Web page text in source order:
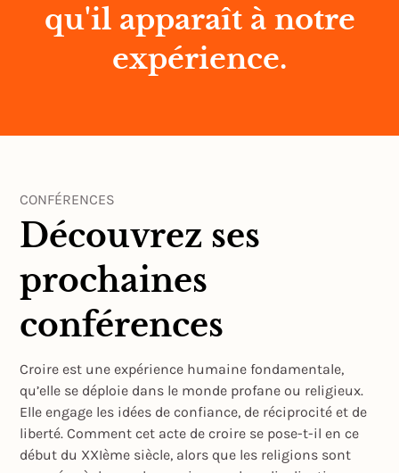
qu'il apparaît à notre
expérience.
CONFÉRENCES
Découvrez ses
prochaines
conférences
Croire est une expérience humaine fondamentale,
qu’elle se déploie dans le monde profane ou religieux.
Elle engage les idées de confiance, de réciprocité et de
liberté. Comment cet acte de croire se pose-t-il en ce
début du XXIème siècle, alors que les religions sont